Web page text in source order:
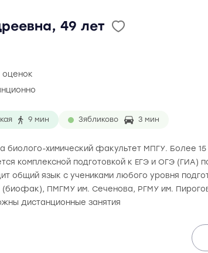
49 лет
оценок
9 мин Зябликово 3 мин
биолого-химический факультет МПГУ. Более
комплексной подготовкой к ЕГЭ и ОГЭ (ГИА)
общий язык с учениками любого уровня
(биофак), ПМГМУ им. Сеченова, РГМУ им.
дистанционные занятия